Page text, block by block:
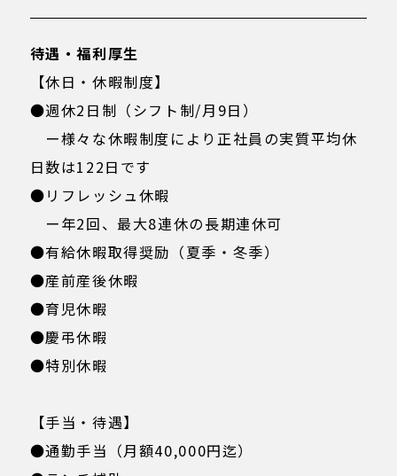
待遇・福利厚生
【休日・休暇制度】
●週休2日制（シフト制/月9日）
ー様々な休暇制度により正社員の実質平均休
日数は122日です
●リフレッシュ休暇
ー年2回、最大8連休の長期連休可
●有給休暇取得奨励（夏季・冬季）
●産前産後休暇
●育児休暇
●慶弔休暇
●特別休暇
【手当・待遇】
●通勤手当（月額40,000円迄）